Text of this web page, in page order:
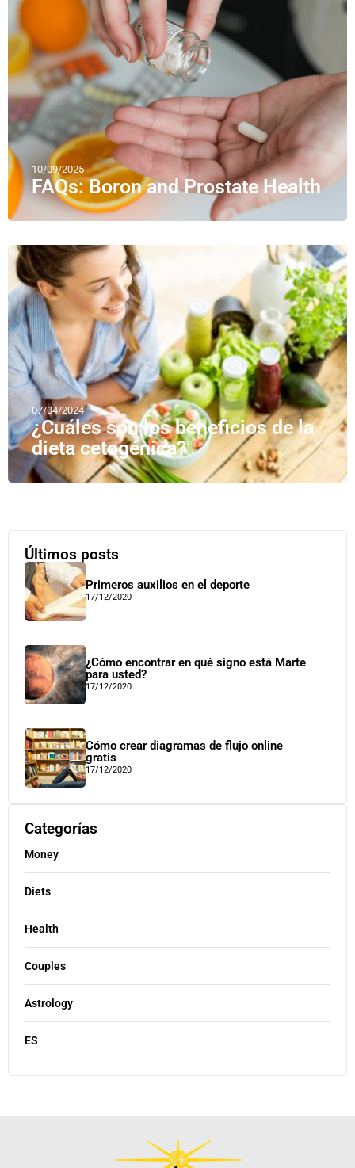
10/09/2025
FAQs: Boron and Prostate Health
07/04/2024
¿Cuáles son los beneficios de la
dieta cetogénica?
Últimos posts
Primeros auxilios en el deporte
17/12/2020
¿Cómo encontrar en qué signo está Marte
para usted?
17/12/2020
Cómo crear diagramas de flujo online
gratis
17/12/2020
Categorías
Money
Diets
Health
Couples
Astrology
ES